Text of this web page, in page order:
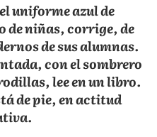
uniforme azul de
de niñas, corrige, de
de sus alumnas.
con el sombrero
lee en un libro.
de pie, en actitud